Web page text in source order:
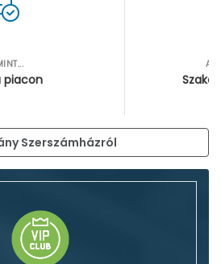
piacon
Szerszámházról